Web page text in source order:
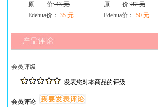
原 价:43 元
Edehua价： 35 元
原 价:82 元
Edehua价： 50 元
会员评级
发表您对本商品的评级
会员评论